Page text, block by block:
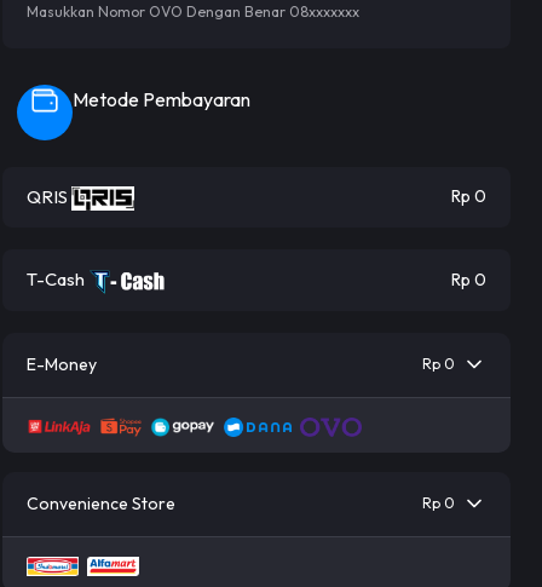
Masukkan Nomor OVO Dengan Benar 08xxxxxxx
Metode Pembayaran
QRIS Rp 0
T-Cash Rp 0
E-Money Rp 0
Convenience Store Rp 0